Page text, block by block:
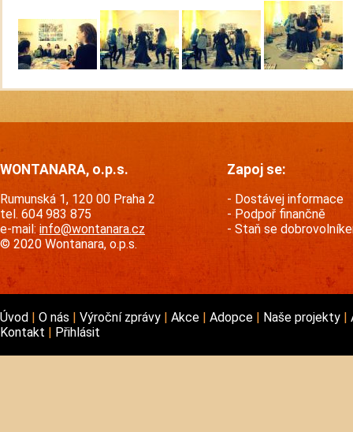
WONTANARA, o.p.s.
Rumunská 1, 120 00 Praha 2
tel. 604 983 875
e-mail: info@wontanara.cz
© 2020 Wontanara, o.p.s.
Zapoj se:
Dostávej informace
Podpoř finančně
Staň se
Úvod O nás Výroční zprávy Akce Adopce Naše projekty
Kontakt
Přihlásit